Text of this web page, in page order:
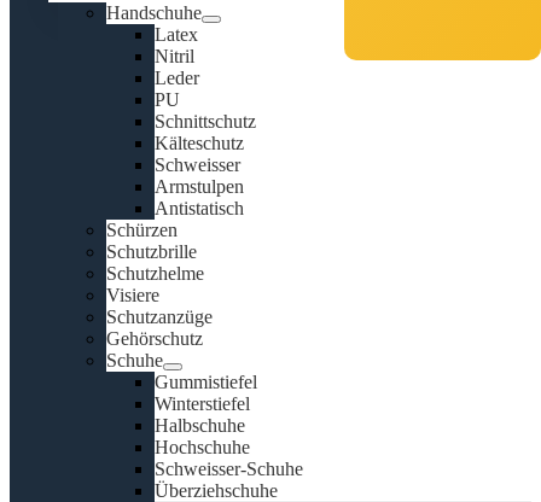
Handschuhe
Latex
Nitril
Leder
PU
Schnittschutz
Kälteschutz
Schweisser
Armstulpen
Antistatisch
Schürzen
Schutzbrille
Schutzhelme
Visiere
Schutzanzüge
Gehörschutz
Schuhe
Gummistiefel
Winterstiefel
Halbschuhe
Hochschuhe
Schweisser-Schuhe
Überziehschuhe